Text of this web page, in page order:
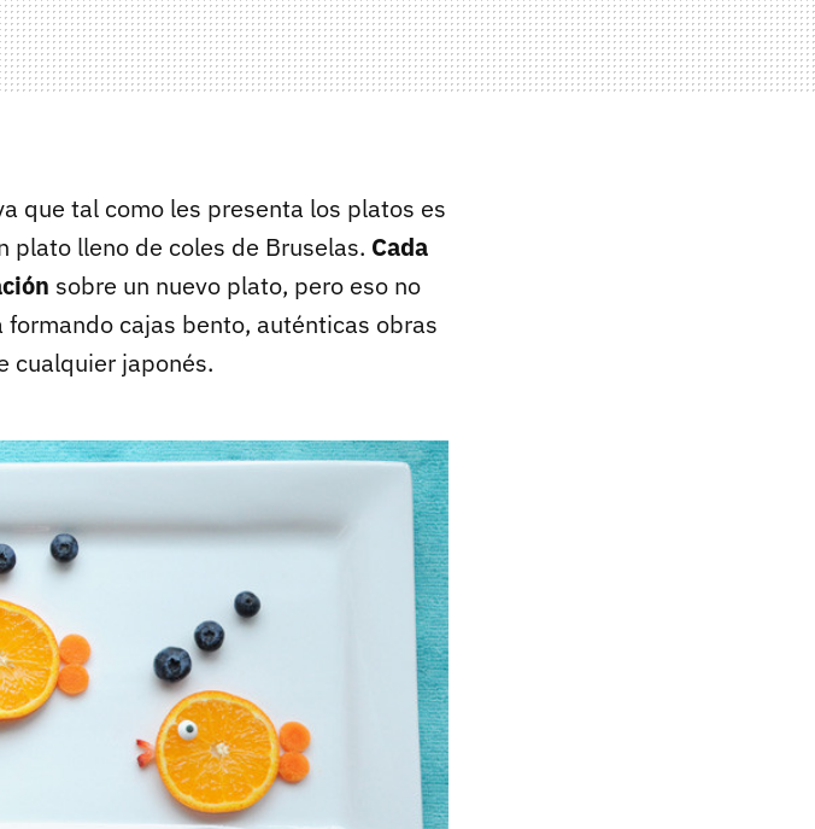
que tal como les presenta los platos es
plato lleno de coles de Bruselas. Cada
sobre un nuevo plato, pero eso no
cajas bento, auténticas obras
cualquier japonés.